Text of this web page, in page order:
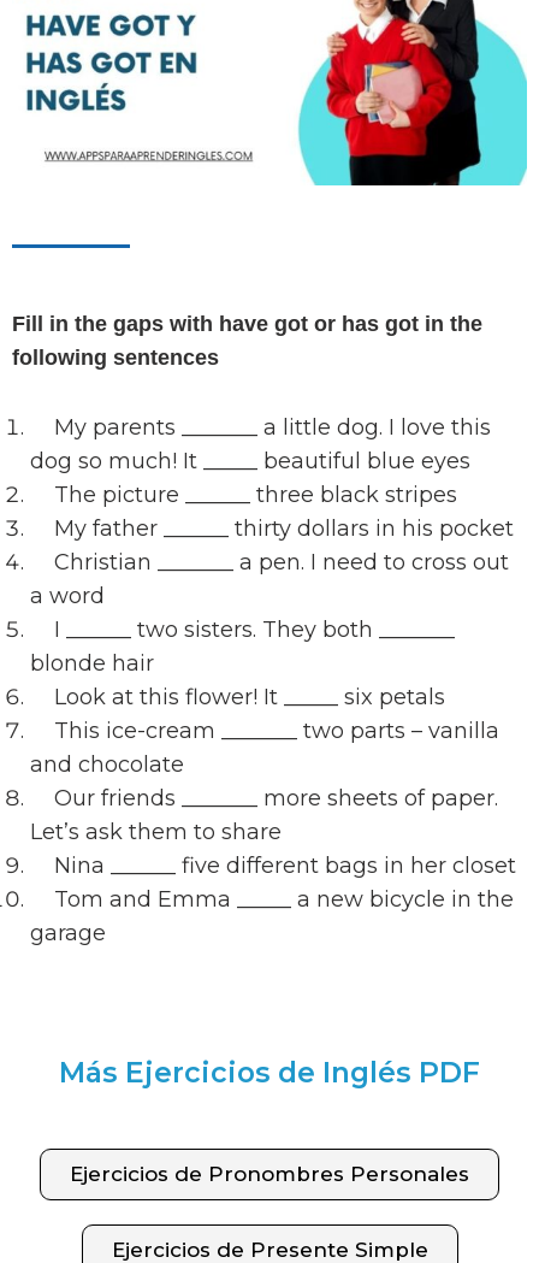
Fill in the gaps with have got or has got in the
following sentences
My parents _______ a little dog. I love this
dog so much! It _____ beautiful blue eyes
The picture ______ three black stripes
My father ______ thirty dollars in his pocket
Christian _______ a pen. I need to cross out
a word
I ______ two sisters. They both _______
blonde hair
Look at this flower! It _____ six petals
This ice-cream _______ two parts – vanilla
and chocolate
Our friends _______ more sheets of paper.
Let’s ask them to share
Nina ______ five different bags in her closet
Tom and Emma _____ a new bicycle in the
garage
Más Ejercicios de Inglés PDF
Ejercicios de Pronombres Personales
Ejercicios de Presente Simple